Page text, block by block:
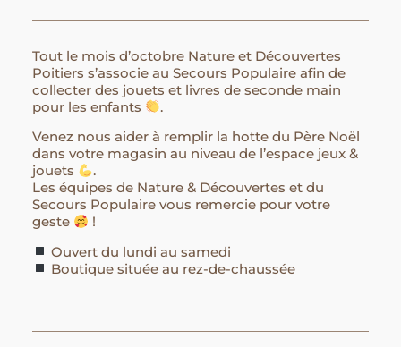
Tout le mois d’octobre Nature et Découvertes
Poitiers s’associe au Secours Populaire afin de
collecter des jouets et livres de seconde main
pour les enfants
.
Venez nous aider à remplir la hotte du Père Noël
dans votre magasin au niveau de l’espace jeux &
jouets
.
Les équipes de Nature & Découvertes et du
Secours Populaire vous remercie pour votre
geste
!
Ouvert du lundi au samedi
Boutique située au rez-de-chaussée